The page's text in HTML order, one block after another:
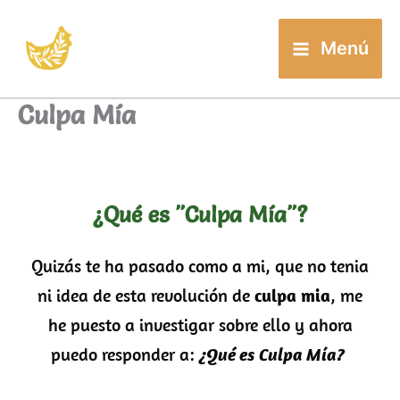
contenido
Menú
Culpa Mía
¿Qué es "Culpa Mía"?
Quizás te ha pasado como a mi, que no tenia
ni idea de esta revolución de culpa mia, me
he puesto a investigar sobre ello y ahora
puedo responder a: ¿Qué esCulpa Mía?